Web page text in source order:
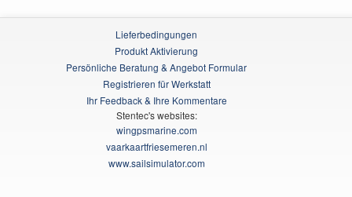
Lieferbedingungen
Produkt Aktivierung
Persönliche Beratung & Angebot Formular
Registrieren für Werkstatt
Ihr Feedback & Ihre Kommentare
Stentec's websites:
wingpsmarine.com
vaarkaartfriesemeren.nl
www.sailsimulator.com